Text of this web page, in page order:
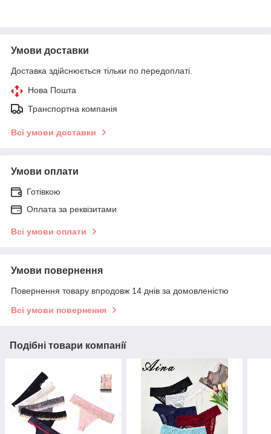
Умови доставки
Доставка здійснюється тільки по передоплаті.
Нова Пошта
Транспортна компанія
Всі умови доставки
Умови оплати
Готівкою
Оплата за реквізитами
Всі умови оплати
Умови повернення
Повернення товару впродовж 14 днів за домовленістю
Всі умови повернення
Подібні товари компанії